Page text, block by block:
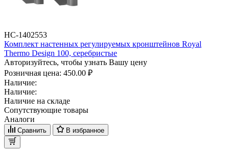
НС-1402553
Комплект настенных регулируемых кронштейнов Royal
Thermo Design 100, серебристые
Авторизуйтесь, чтобы узнать Вашу цену
Розничная цена: 450.00 ₽
Наличие:
Наличие:
Наличие на складе
Сопутствующие товары
Аналоги
Сравнить В избранное